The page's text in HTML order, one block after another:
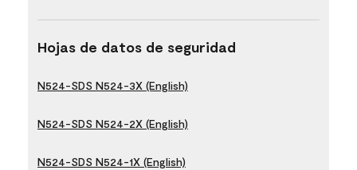
Hojas de datos de seguridad
N524-SDS N524-3X (English)
N524-SDS N524-2X (English)
N524-SDS N524-1X (English)